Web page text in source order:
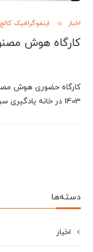
اخبار اینفوگرافیک کالج
کارگاه هوش
1403 در خانه یادگیری سرو برگزار گردید. …
دسته‌ها
اخبار